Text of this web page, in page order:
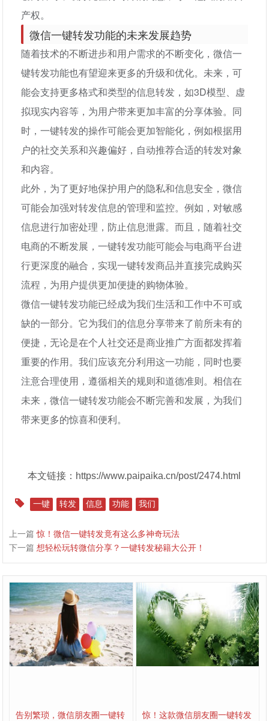
产权。
微信一键转发功能的未来发展趋势
随着技术的不断进步和用户需求的不断变化，微信一
键转发功能也有望迎来更多的升级和优化。未来，可
能会支持更多格式和类型的信息转发，如3D模型、虚
拟现实内容等，为用户带来更加丰富的分享体验。同
时，一键转发的操作可能会更加智能化，例如根据用
户的社交关系和兴趣偏好，自动推荐合适的转发对象
和内容。
此外，为了更好地保护用户的隐私和信息安全，微信
可能会加强对转发信息的管理和监控。例如，对敏感
信息进行加密处理，防止信息泄露。而且，随着社交
电商的不断发展，一键转发功能可能会与电商平台进
行更深度的融合，实现一键转发商品并直接完成购买
流程，为用户提供更加便捷的购物体验。
微信一键转发功能已经成为我们生活和工作中不可或
缺的一部分。它为我们的信息分享带来了前所未有的
便捷，无论是在个人社交还是商业推广方面都发挥着
重要的作用。我们应该充分利用这一功能，同时也要
注意合理使用，遵循相关的规则和道德准则。相信在
未来，微信一键转发功能会不断完善和发展，为我们
带来更多的惊喜和便利。
本文链接：https://www.paipaika.cn/post/2474.html
一键 转发 信息 功能 我们
上一篇惊！微信一键转发竟有这么多神奇玩法
下一篇想轻松玩转微信分享？一键转发秘籍大公开！
告别繁琐，微信朋友圈一键转
惊！这款微信朋友圈一键转发